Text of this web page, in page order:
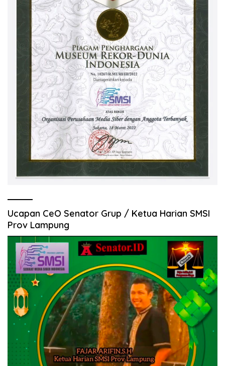
Ucapan CeO Senator Grup / Ketua Harian SMSI
Prov Lampung